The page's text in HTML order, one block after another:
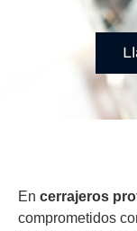
En cerrajeros
comprometidos